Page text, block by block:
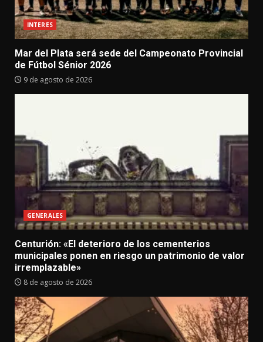
INTERES
Mar del Plata será sede del Campeonato Provincial
de Fútbol Sénior 2026
9 de agosto de 2026
GENERALES
Centurión: «El deterioro de los cementerios
municipales ponen en riesgo un patrimonio de valor
irremplazable»
8 de agosto de 2026